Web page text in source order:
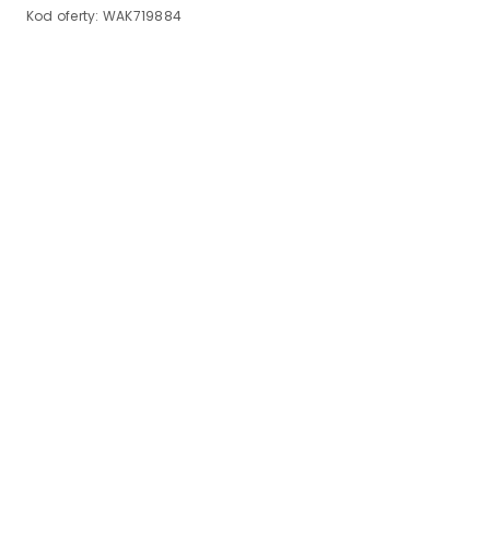
Kod oferty: WAK719884